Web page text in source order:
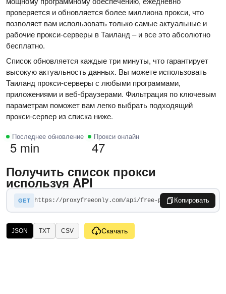
проверяется и обновляется более миллиона прокси, что
позволяет вам использовать только самые актуальные и
рабочие прокси-серверы в Таиланд – и все это абсолютно
бесплатно.
Список обновляется каждые три минуты, что гарантирует
высокую актуальность данных. Вы можете использовать
Таиланд прокси-серверы с любыми программами,
приложениями и веб-браузерами. Фильтрация по ключевым
параметрам поможет вам легко выбрать подходящий
прокси-сервер из списка ниже.
Последнее обновление
5 min
Прокси онлайн
47
Получить список прокси
используя API
GET Копировать
JSON TXT CSV Скачать